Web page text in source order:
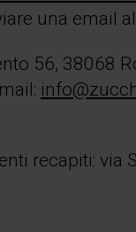
una email
56, 38068
recapiti: via